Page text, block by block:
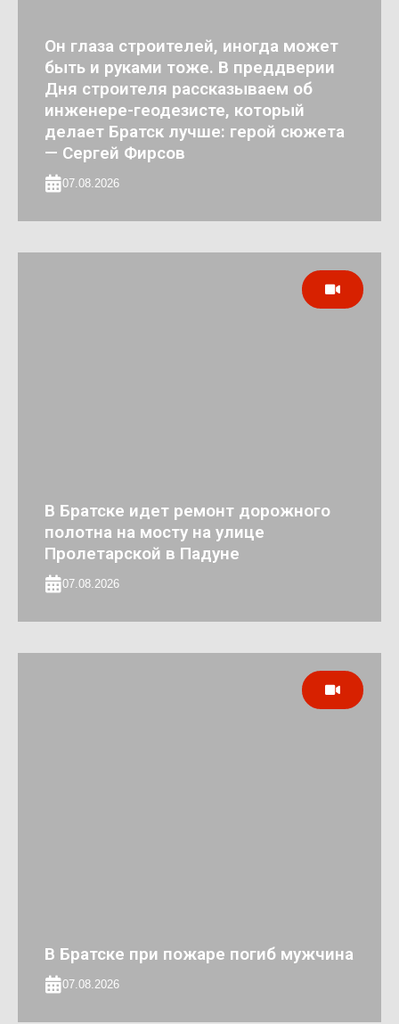
Он глаза строителей, иногда может
быть и руками тоже. В преддверии
Дня строителя рассказываем об
инженере-геодезисте, который
делает Братск лучше: герой сюжета
— Сергей Фирсов
07.08.2026
В Братске идет ремонт дорожного
полотна на мосту на улице
Пролетарской в Падуне
07.08.2026
В Братске при пожаре погиб мужчина
07.08.2026